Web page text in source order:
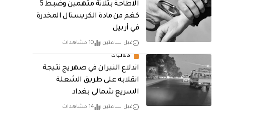
الاطاحة بثلاثة متهمين وضبط 5
كغم من مادة الكريستال المخدرة ​
في أربيل
قبل ساعتين 10 مشاهدات
محليات
اندلاع النيران في صهريج نتيجة
انقلابه على طريق الشعلة
السريع شمالي بغداد
قبل ساعتين 14 مشاهدات